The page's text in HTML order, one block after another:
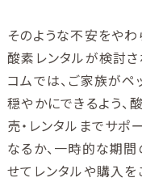
そのような不安をやわ
酸素レンタルが検討
コムでは、ご家族が
穏やかにできるよう、
売・レンタルまでサポ
なるか、一時的な期
せてレンタルや購入